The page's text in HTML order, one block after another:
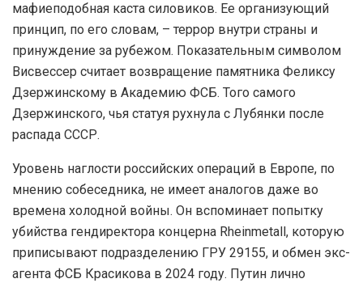
мафиеподобная каста силовиков. Ее организующий
принцип, по его словам, – террор внутри страны и
принуждение за рубежом. Показательным символом
Висвессер считает возвращение памятника Феликсу
Дзержинскому в Академию ФСБ. Того самого
Дзержинского, чья статуя рухнула с Лубянки после
распада СССР.
Уровень наглости российских операций в Европе, по
мнению собеседника, не имеет аналогов даже во
времена холодной войны. Он вспоминает попытку
убийства гендиректора концерна Rheinmetall, которую
приписывают подразделению ГРУ 29155, и обмен экс-
агента ФСБ Красикова в 2024 году. Путин лично